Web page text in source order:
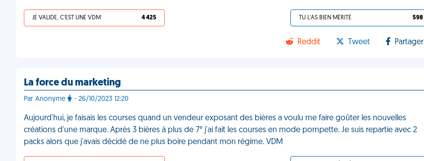
JE VALIDE, C'EST UNE VDM 4 425 TU L'AS BIEN MÉRITÉ 598
Reddit Tweet Partager
La force du marketing
Par Anonyme - 26/10/2023 12:20
Aujourd'hui, je faisais les courses quand un vendeur exposant des bières a voulu me faire goûter les nouvelles
créations d'une marque. Après 3 bières à plus de 7° j'ai fait les courses en mode pompette. Je suis repartie avec 2
packs alors que j'avais décidé de ne plus boire pendant mon régime. VDM